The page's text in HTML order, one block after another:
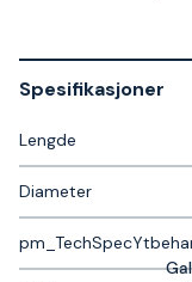
Spesifikasjoner
Lengde
Diameter